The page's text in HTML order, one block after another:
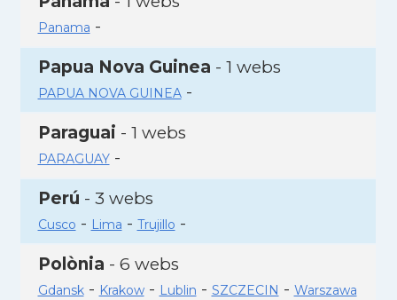
Panama -
Papua Nova Guinea - 1 webs
PAPUA NOVA GUINEA-
Paraguai - 1 webs
PARAGUAY-
Perú - 3 webs
Cusco - Lima - Trujillo -
Polònia - 6 webs
Gdansk- Krakow- Lublin - SZCZECIN - Warszawa